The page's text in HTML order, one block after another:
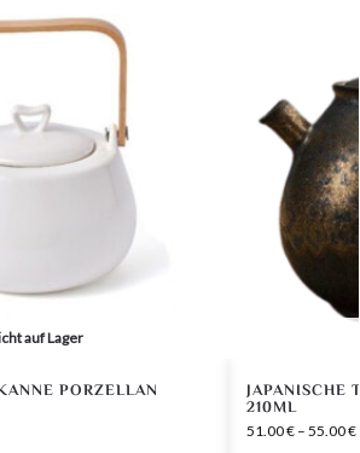
auf Lager
PORZELLAN
JAPANISCHE
210ML
51.00€ – 55.00€